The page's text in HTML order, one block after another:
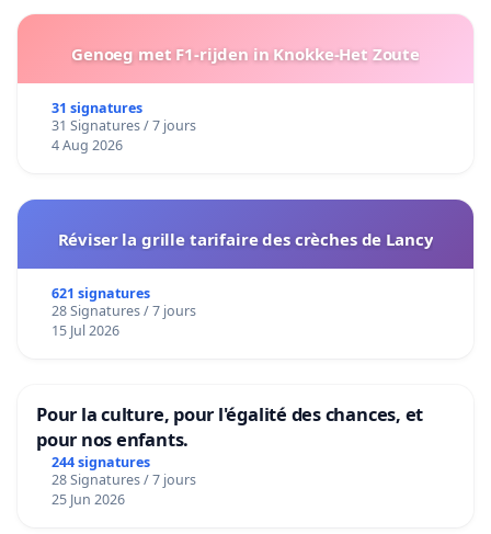
Genoeg met F1-rijden in Knokke-Het Zoute
31 signatures
31 Signatures / 7 jours
4 Aug 2026
Réviser la grille tarifaire des crèches de Lancy
621 signatures
28 Signatures / 7 jours
15 Jul 2026
Pour la culture, pour l'égalité des chances, et
pour nos enfants.
244 signatures
28 Signatures / 7 jours
25 Jun 2026